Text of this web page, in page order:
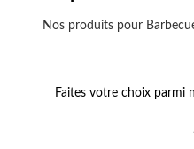
Nos produits pour
Faites votre choix parmi